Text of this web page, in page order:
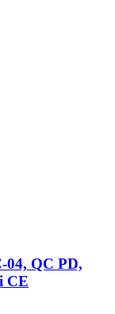
04, QC PD,
CE